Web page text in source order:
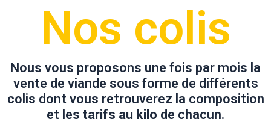
Nos colis
Nous vous proposons une fois par mois la
vente de viande sous forme de différents
colis dont vous retrouverez la composition
et les tarifs au kilo de chacun.